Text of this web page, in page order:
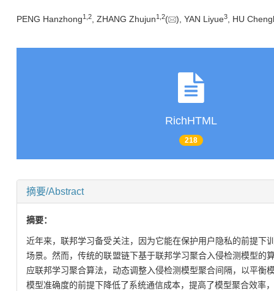
PENG Hanzhong1 2 , ZHANG Zhujun1 2( ), YAN Liyue3 , HU
RichHTML
218
摘要/Abstract
摘要：
近年来，联邦学习备受关注，因为它能在保护用户隐私的前提
场景。然而，传统的联盟链下基于联邦学习聚合入侵检测模型
应联邦学习聚合算法，动态调整入侵检测模型聚合间隔，以平
模型准确度的前提下降低了系统通信成本，提高了模型聚合效率